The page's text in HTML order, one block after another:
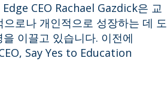
CEO Rachael Gazdick은 교
로나 개인적으로 성장하는 데 도
이끌고 있습니다. 이전에
Say Yes to Education